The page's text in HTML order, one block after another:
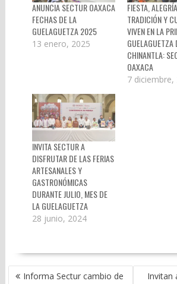
ANUNCIA SECTUR OAXACA
FECHAS DE LA
GUELAGUETZA 2025
13 enero, 2025
FIESTA, ALEGRÍA,
TRADICIÓN Y
VIVEN EN LA
GUELAGUETZA
CHINANTLA:
OAXACA
7 diciembre,
INVITA SECTUR A
DISFRUTAR DE LAS FERIAS
ARTESANALES Y
GASTRONÓMICAS
DURANTE JULIO, MES DE
LA GUELAGUETZA
28 junio, 2024
NAVEGACIÓN
Informa Sectur cambio de
Invitan